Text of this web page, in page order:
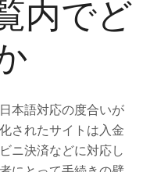
内でど
本語対応の度合いが
されたサイトは入金
ニ決済などに対応し